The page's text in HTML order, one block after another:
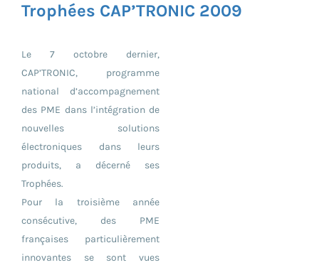
Trophées CAP’TRONIC 2009
Le 7 octobre dernier,
CAP’TRONIC, programme
national d’accompagnement
des PME dans l’intégration de
nouvelles solutions
électroniques dans leurs
produits, a décerné ses
Trophées.
Pour la troisième année
consécutive, des PME
françaises particulièrement
innovantes se sont vues